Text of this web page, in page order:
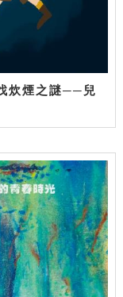
炊煙之謎──兒